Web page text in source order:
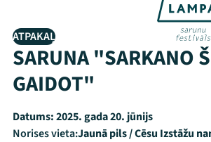
ATPAKAĻ
SARUNA "SARKANO
GAIDOT"
Datums:2025. gada 20. jūnijs
Norises vieta:Jaunā pils / Cēsu Izstāžu